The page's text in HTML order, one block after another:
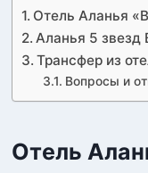
Отель Аланья
Аланья 5 звезд
Трансфер из
Вопросы и
Отель